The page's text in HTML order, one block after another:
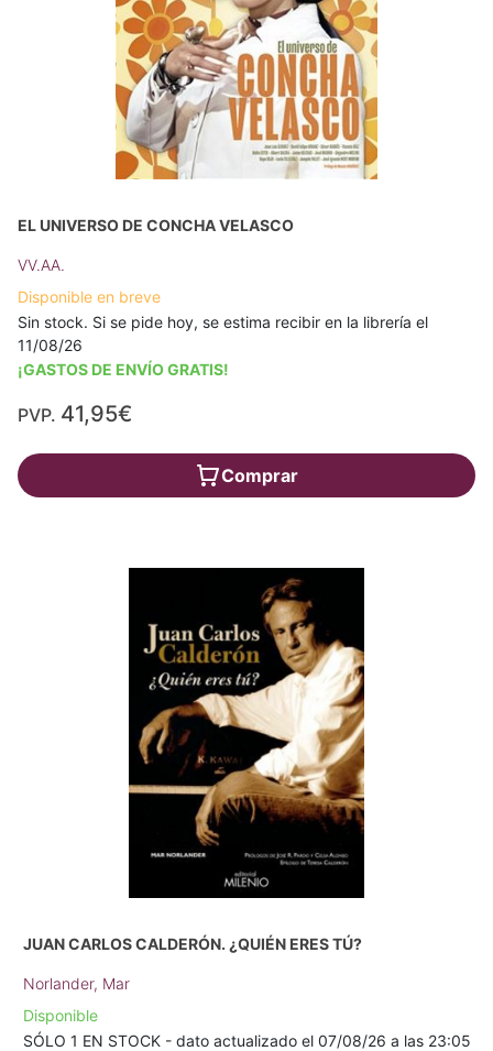
EL UNIVERSO DE CONCHA VELASCO
VV.AA.
Disponible en breve
Sin stock. Si se pide hoy, se estima recibir en la librería el
11/08/26
¡GASTOS DE ENVÍO GRATIS!
PVP. 41,95€
Comprar
JUAN CARLOS CALDERÓN. ¿QUIÉN ERES TÚ?
Norlander, Mar
Disponible
SÓLO 1 EN STOCK - dato actualizado el 07/08/26 a las 23:05